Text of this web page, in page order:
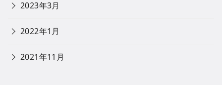
2023年3月
2022年1月
2021年11月